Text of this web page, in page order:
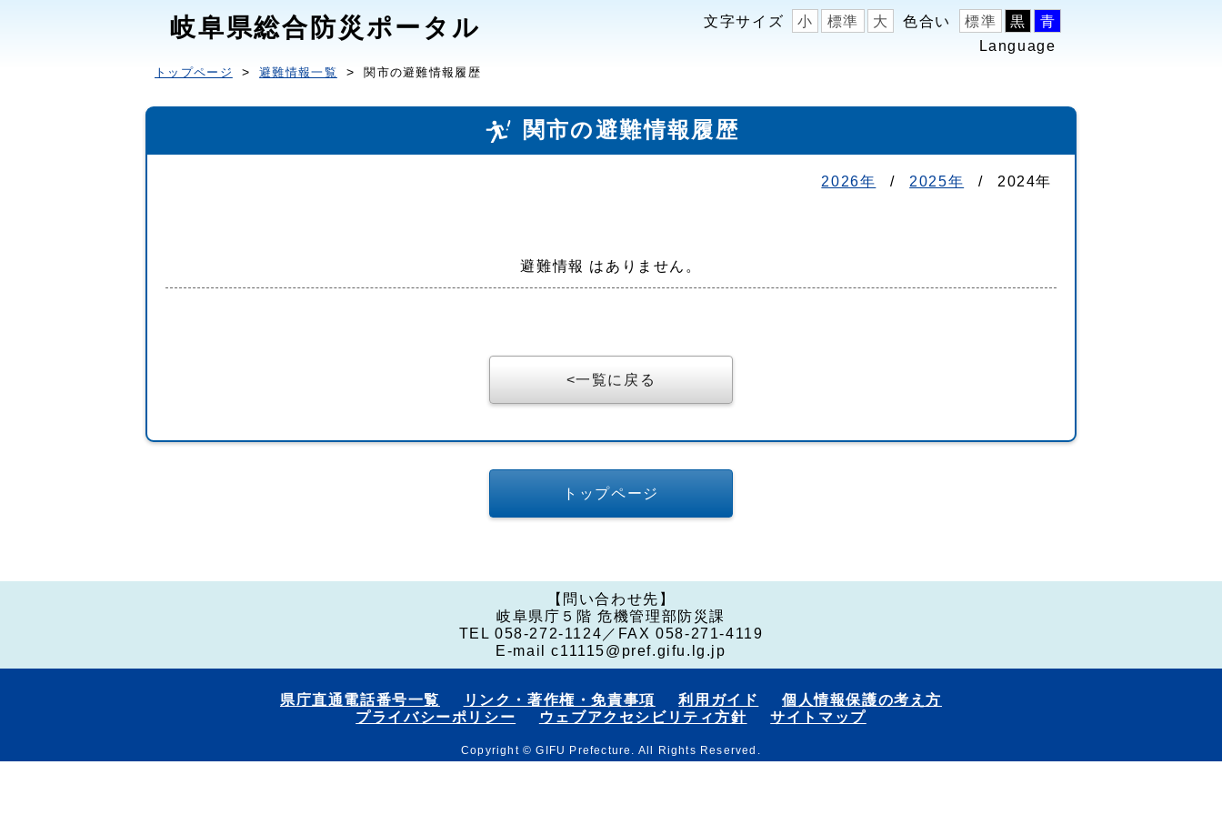
岐阜県総合防災ポータル 文字サイズ 小 標準 大 色合い 標準 黒
青
Language
トップページ 避難情報一覧 関市の避難情報履歴
関市の避難情報履歴
2026年 / 2025年 / 2024年
避難情報 はありません。
一覧に戻る
トップページ
【問い合わせ先】
岐阜県庁５階 危機管理部防災課
TEL 058-272-1124 ／ FAX 058-271-4119
E-mail c11115@pref.gifu.lg.jp
県庁直通電話番号一覧 リンク・著作権・免責事項 利用ガイド
個人情報保護の考え方
プライバシーポリシー
ウェブアクセシビリティ方針 サイトマップ
Copyright © GIFU Prefecture. All Rights Reserved.